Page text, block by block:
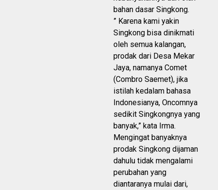
bahan dasar Singkong.
” Karena kami yakin
Singkong bisa dinikmati
oleh semua kalangan,
prodak dari Desa Mekar
Jaya, namanya Comet
(Combro Saemet), jika
istilah kedalam bahasa
Indonesianya, Oncomnya
sedikit Singkongnya yang
banyak,” kata Irma.
Mengingat banyaknya
prodak Singkong dijaman
dahulu tidak mengalami
perubahan yang
diantaranya mulai dari,